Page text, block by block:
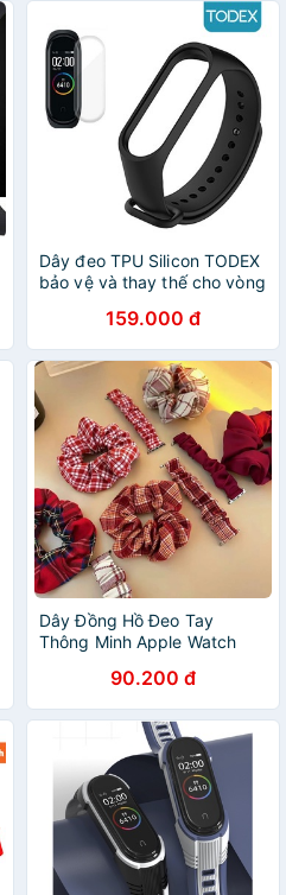
Dây đeo TPU Silicon TODEX
bảo vệ và thay thế cho vòng
159.000 đ
Dây Đồng Hồ Đeo Tay
Thông Minh Apple Watch
40mm 42mm 44mm
90.200 đ